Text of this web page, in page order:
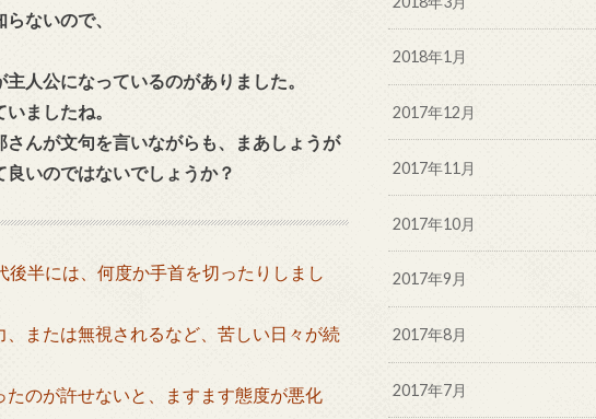
ないので、
人公になっているのがありました。
ましたね。
んが文句を言いながらも、まあしょうが
いのではないでしょうか？
半には、何度か手首を切ったりしまし
または無視されるなど、苦しい日々が続
のが許せないと、ますます態度が悪化
2018年1月
2017年12月
2017年11月
2017年10月
2017年9月
2017年8月
2017年7月